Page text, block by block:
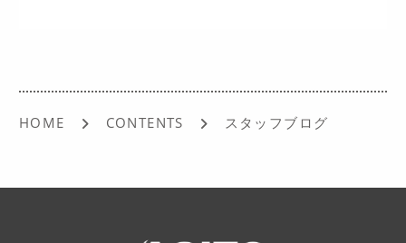
HOME CONTENTS スタッフブログ